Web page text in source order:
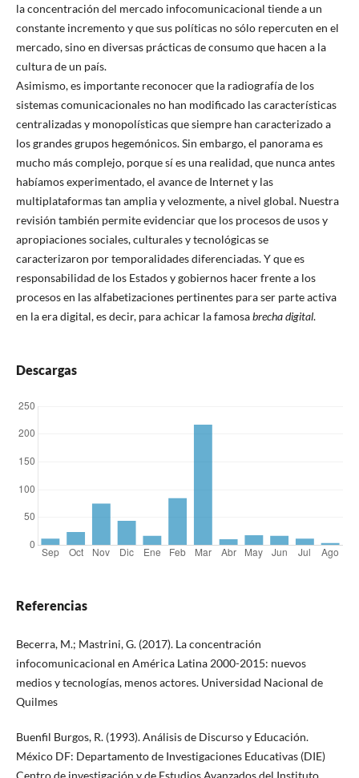
la concentración del mercado infocomunicacional tiende a un
constante incremento y que sus políticas no sólo repercuten en el
mercado, sino en diversas prácticas de consumo que hacen a la
cultura de un país.
Asimismo, es importante reconocer que la radiografía de los
sistemas comunicacionales no han modificado las características
centralizadas y monopolísticas que siempre han caracterizado a
los grandes grupos hegemónicos. Sin embargo, el panorama es
mucho más complejo, porque sí es una realidad, que nunca antes
habíamos experimentado, el avance de Internet y las
multiplataformas tan amplia y velozmente, a nivel global. Nuestra
revisión también permite evidenciar que los procesos de usos y
apropiaciones sociales, culturales y tecnológicas se
caracterizaron por temporalidades diferenciadas. Y que es
responsabilidad de los Estados y gobiernos hacer frente a los
procesos en las alfabetizaciones pertinentes para ser parte activa
en la era digital, es decir, para achicar la famosabrecha digital.
Descargas
Referencias
Becerra, M.; Mastrini, G. (2017). La concentración
infocomunicacional en América Latina 2000-2015: nuevos
medios y tecnologías, menos actores. Universidad Nacional de
Quilmes
Buenfil Burgos, R. (1993). Análisis de Discurso y Educación.
México DF: Departamento de Investigaciones Educativas (DIE)
Centro de investigación y de Estudios Avanzados del Instituto